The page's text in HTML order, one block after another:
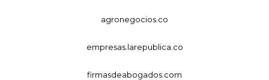
agronegocios.co
empresas.larepublica.co
firmasdeabogados.com